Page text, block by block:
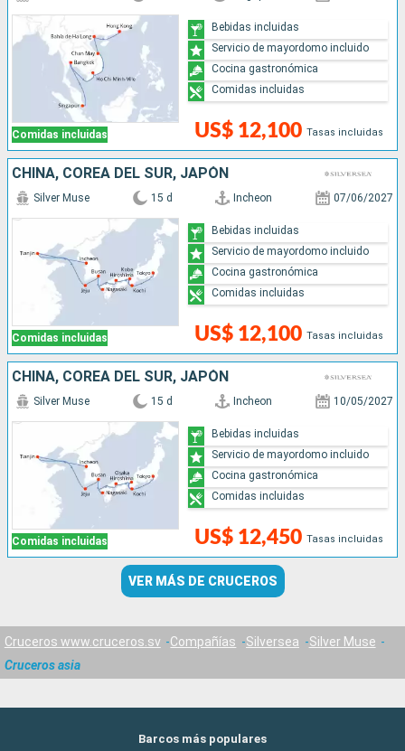
Comidas incluidas US$ 12,100 Tasas incluidas
Bebidas incluidas
Servicio de mayordomo incluido
Cocina gastronómica
Comidas incluidas
CHINA, COREA DEL SUR, JAPÓN
Comidas incluidas
Silver Muse 15 d Incheon 07/06/2027
US$ 12,100 Tasas incluidas
Bebidas incluidas
Servicio de mayordomo incluido
Cocina gastronómica
Comidas incluidas
CHINA, COREA DEL SUR, JAPÓN
Comidas incluidas
Silver Muse 15 d Incheon 10/05/2027
US$ 12,450 Tasas incluidas
Bebidas incluidas
Servicio de mayordomo incluido
Cocina gastronómica
Comidas incluidas
VER MÁS DE CRUCEROS
Cruceros www.cruceros.sv Compañías Silversea
Silver Muse
Cruceros asia
Barcos más populares